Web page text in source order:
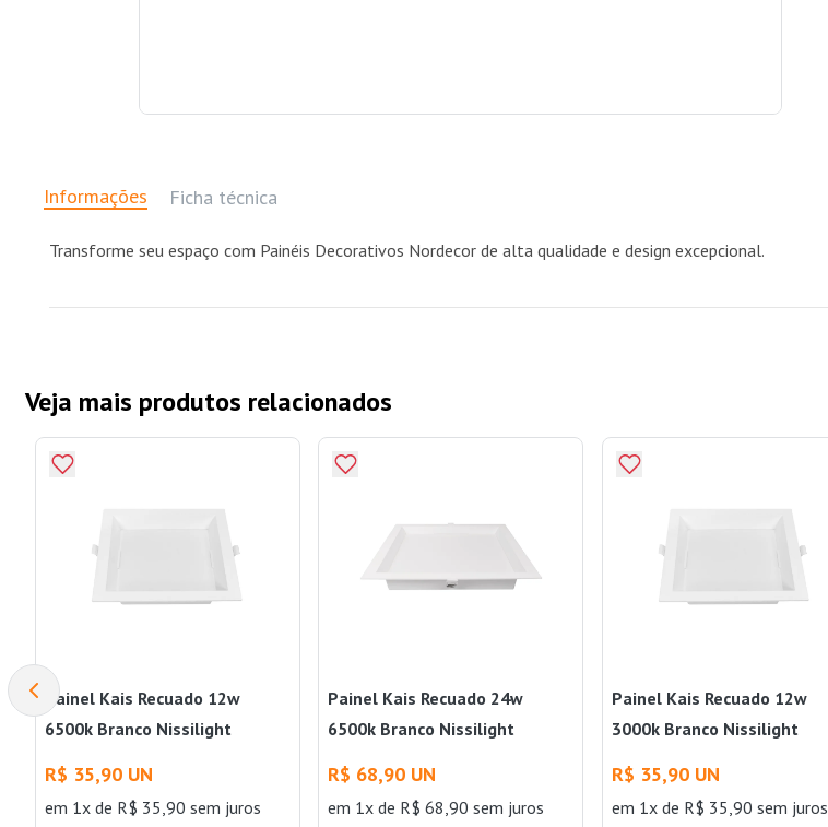
Informações Ficha técnica
Transforme seu espaço com Painéis Decorativos Nordecor de alta qualidade e design excepcional.
Veja mais produtos relacionados
Painel Kais Recuado 12w
6500k Branco Nissilight
R$ 35,90 UN
em 1x de R$ 35,90 sem juros
Painel Kais Recuado 24w
6500k Branco Nissilight
R$ 68,90 UN
em 1x de R$ 68,90 sem juros
Painel Kais Recuado 12w
3000k Branco Nissilight
R$ 35,90 UN
em 1x de R$ 35,90 sem juros